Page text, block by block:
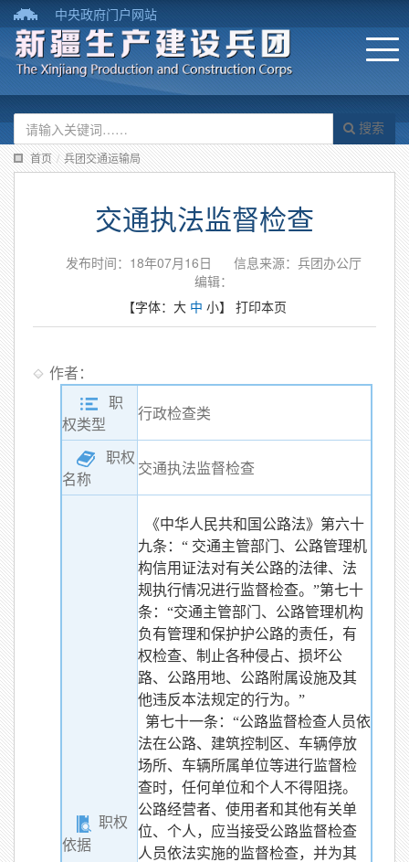
中央政府门户网站
搜索
首页 / 兵团交通运输局
交通执法监督检查
发布时间：18年07月16日
信息来源：兵团办公厅
编辑：
【字体： 大 中 小】 打印本页
作者：
职
权类型
行政检查类
职权
名称
交通执法监督检查
职权
依据
《中华人民共和国公路法》第六十
九条：“ 交通主管部门、公路管理机
构信用证法对有关公路的法律、法
规执行情况进行监督检查。”第七十
条：“交通主管部门、公路管理机构
负有管理和保护护公路的责任，有
权检查、制止各种侵占、损坏公
路、公路用地、公路附属设施及其
他违反本法规定的行为。”
第七十一条：“公路监督检查人员依
法在公路、建筑控制区、车辆停放
场所、车辆所属单位等进行监督检
查时，任何单位和个人不得阻挠。
公路经营者、使用者和其他有关单
位、个人，应当接受公路监督检查
人员依法实施的监督检查，并为其